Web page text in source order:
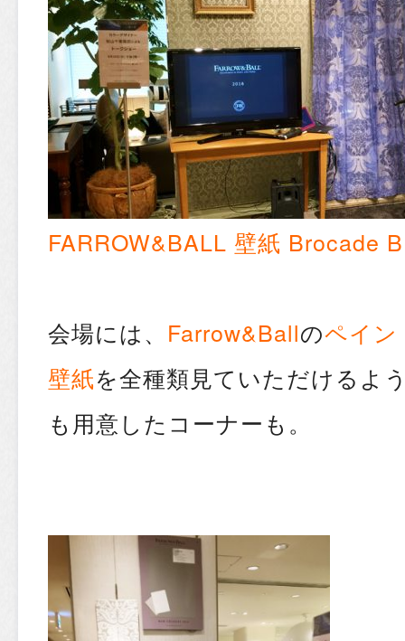
FARROW&BALL 壁紙 Brocade
会場には、 Farrow&Ballのペイン
壁紙を全種類見ていただけるよ
も用意したコーナーも。